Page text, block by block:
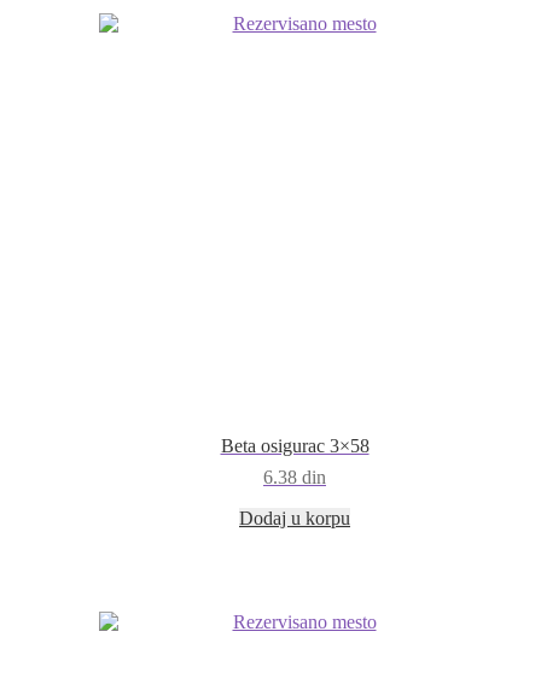
Beta osigurac 3×58
6.38 din
Dodaj u korpu